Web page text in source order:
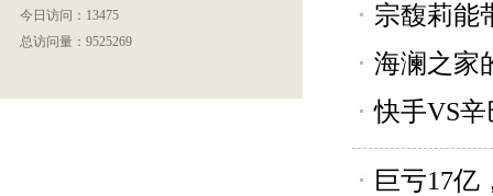
今日访问：13475
总访问量：9525269
宗馥莉能
海澜之家
快手VS
巨亏17